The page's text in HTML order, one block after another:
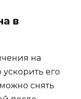
в
на
его
снять